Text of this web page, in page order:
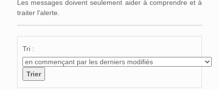
Les messages doivent seulement aider à comprendre et à
traiter l'alerte.
Tri :